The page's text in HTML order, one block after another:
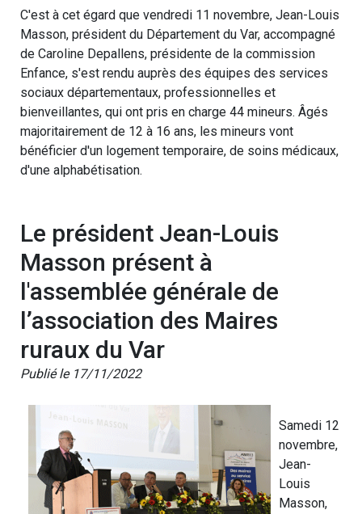
C'est à cet égard que vendredi 11 novembre, Jean-Louis
Masson, président du Département du Var, accompagné
de Caroline Depallens, présidente de la commission
Enfance, s'est rendu auprès des équipes des services
sociaux départementaux, professionnelles et
bienveillantes, qui ont pris en charge 44 mineurs. Âgés
majoritairement de 12 à 16 ans, les mineurs vont
bénéficier d'un logement temporaire, de soins médicaux,
d'une alphabétisation.
Le président Jean-Louis
Masson présent à
l'assemblée générale de
l’association des Maires
ruraux du Var
Publié le 17/11/2022
Samedi 12
novembre,
Jean-
Louis
Masson,